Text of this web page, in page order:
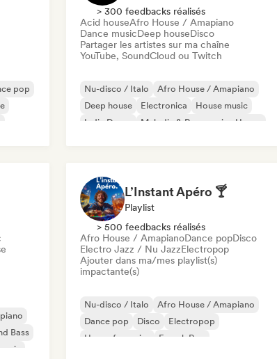
pop
> 300 feedbacks réalisés
Acid houseAfro House / Amapiano
Dance musicDeep houseDisco
Partager les artistes sur ma chaîne
YouTube, SoundCloud ou Twitch
Nu-disco / Italo
Afro House / Amapiano
Deep house
Electronica
House music
Indie Dance
Melodic & Progressive House
Bass
L’Instant Apéro 🍸
Playlist
> 500 feedbacks réalisés
Afro House / AmapianoDance popDisco
Electro Jazz / Nu JazzElectropop
Ajouter dans ma/mes playlist(s)
impactante(s)
Nu-disco / Italo
Afro House / Amapiano
Dance pop
Disco
Electropop
House française
French Pop